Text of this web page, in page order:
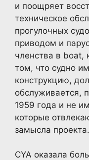
и поощряет
техническое
прогулочных
приводом и
членства в boat,
том, что судно
конструкцию,
обслуживается,
1959 года и не
которые
замысла проекта.
CYA оказала